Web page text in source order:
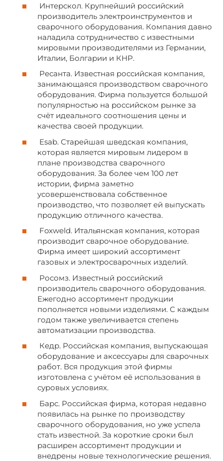
Интерскол. Крупнейший российский
производитель электроинструментов и
сварочного оборудования. Компания давно
наладила сотрудничество с известными
мировыми производителями из Германии,
Италии, Болгарии и КНР.
Ресанта. Известная российская компания,
занимающаяся производством сварочного
оборудования. Фирма пользуется большой
популярностью на российском рынке за
счёт идеального соотношения цены и
качества своей продукции.
Esab. Старейшая шведская компания,
которая является мировым лидером в
плане производства сварочного
оборудования. За более чем 100 лет
истории, фирма заметно
усовершенствовала собственное
производство, что позволяет ей выпускать
продукцию отличного качества.
Foxweld. Итальянская компания, которая
производит сварочное оборудование.
Фирма имеет широкий ассортимент
газовых и электросварочных изделий.
Росомз. Известный российский
производитель сварочного оборудования.
Ежегодно ассортимент продукции
пополняется новыми изделиями. С каждым
годом также увеличивается степень
автоматизации производства.
Кедр. Российская компания, выпускающая
оборудование и аксессуары для сварочных
работ. Вся продукция этой фирмы
изготовлена с учётом её использования в
суровых условиях.
Барс. Российская фирма, которая недавно
появилась на рынке по производству
сварочного оборудования, но уже успела
стать известной. За короткие сроки был
расширен ассортимент продукции и
внедрены новые технологические решения.